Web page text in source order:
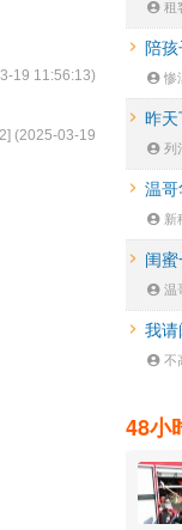
19 11:56:13)
] (2025-03-19
租
陪
惨
昨天
列
温哥
新
闺
温
我请
不
48小